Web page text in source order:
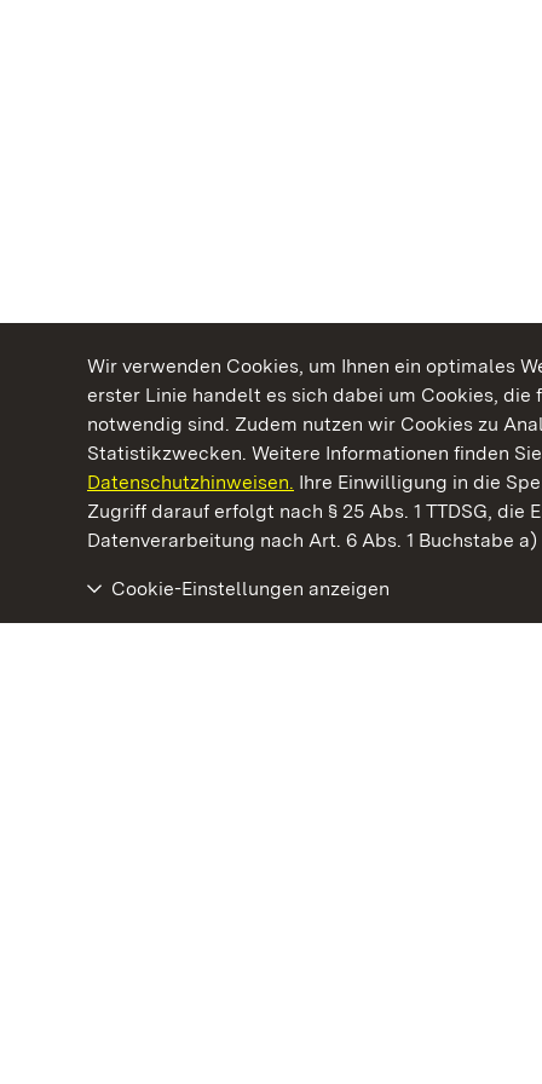
Wir verwenden Cookies, um Ihnen ein optimales
erster Linie handelt es sich dabei um Cookies, die
notwendig sind. Zudem nutzen wir Cookies zu
Statistikzwecken. Weitere Informationen finden
Datenschutzhinweisen. Ihre Einwilligung in die
Zugriff darauf erfolgt nach § 25 Abs. 1 TTDSG, die
Datenverarbeitung nach Art. 6 Abs. 1 Buchstabe a)
Cookie-Einstellungen anzeigen
Kommen. Staunen. Genießen.